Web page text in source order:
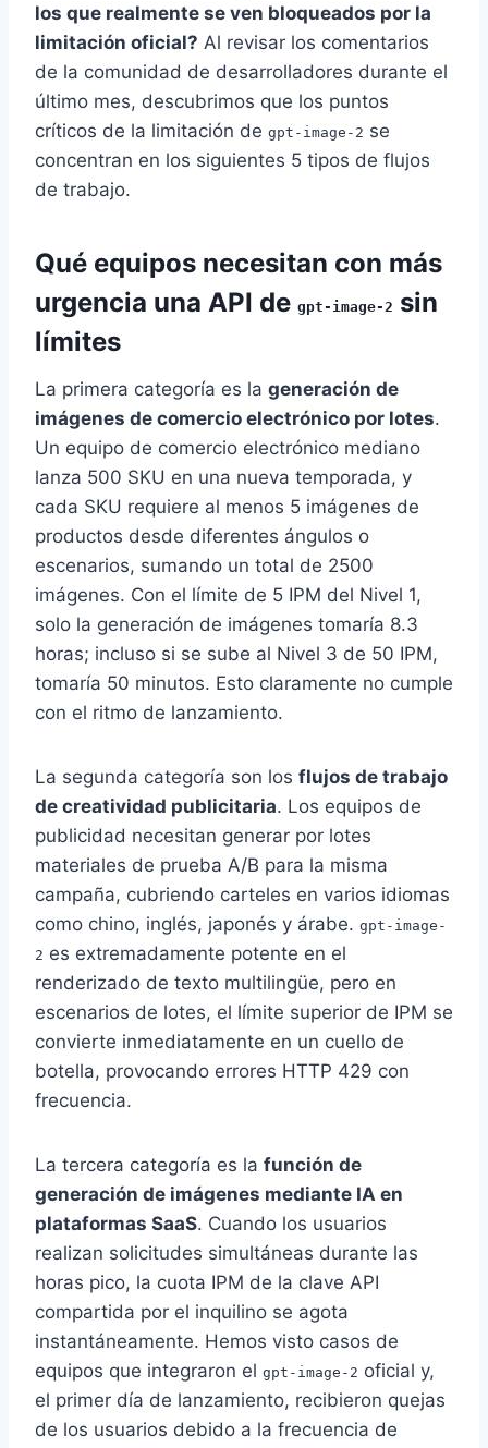
los que realmente se ven bloqueados por la
limitación oficial? Al revisar los comentarios
de la comunidad de desarrolladores durante el
último mes, descubrimos que los puntos
críticos de la limitación de gpt-image-2 se
concentran en los siguientes 5 tipos de flujos
de trabajo.
Qué equipos necesitan con más
urgencia una API de gpt-image-2 sin
límites
La primera categoría es la generación de
imágenes de comercio electrónico por lotes.
Un equipo de comercio electrónico mediano
lanza 500 SKU en una nueva temporada, y
cada SKU requiere al menos 5 imágenes de
productos desde diferentes ángulos o
escenarios, sumando un total de 2500
imágenes. Con el límite de 5 IPM del Nivel 1,
solo la generación de imágenes tomaría 8.3
horas; incluso si se sube al Nivel 3 de 50 IPM,
tomaría 50 minutos. Esto claramente no cumple
con el ritmo de lanzamiento.
La segunda categoría son los flujos de trabajo
de creatividad publicitaria. Los equipos de
publicidad necesitan generar por lotes
materiales de prueba A/B para la misma
campaña, cubriendo carteles en varios idiomas
como chino, inglés, japonés y árabe. gpt-image-
2 es extremadamente potente en el
renderizado de texto multilingüe, pero en
escenarios de lotes, el límite superior de IPM se
convierte inmediatamente en un cuello de
botella, provocando errores HTTP 429 con
frecuencia.
La tercera categoría es la función de
generación de imágenes mediante IA en
plataformas SaaS. Cuando los usuarios
realizan solicitudes simultáneas durante las
horas pico, la cuota IPM de la clave API
compartida por el inquilino se agota
instantáneamente. Hemos visto casos de
equipos que integraron el gpt-image-2 oficial y,
el primer día de lanzamiento, recibieron quejas
de los usuarios debido a la frecuencia de